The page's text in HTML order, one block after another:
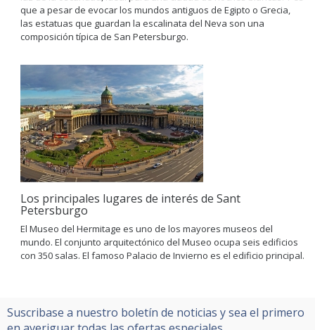
que a pesar de evocar los mundos antiguos de Egipto o Grecia,
las estatuas que guardan la escalinata del Neva son una
composición típica de San Petersburgo.
Los principales lugares de interés de Sant
Petersburgo
El Museo del Hermitage es uno de los mayores museos del
mundo. El conjunto arquitectónico del Museo ocupa seis edificios
con 350 salas. El famoso Palacio de Invierno es el edificio principal.
Suscribase a nuestro boletín de noticias y sea el primero